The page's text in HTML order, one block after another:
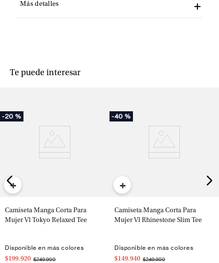
Más detalles
Te puede interesar
-20 %
+
Camiseta Manga Corta Para
Mujer Vl Tokyo Relaxed Tee
Disponible en más colores
$199.920 $249.900
-40 %
+
Camiseta Manga Corta Para
Mujer Vl Rhinestone Slim Tee
Disponible en más colores
$149.940 $249.900